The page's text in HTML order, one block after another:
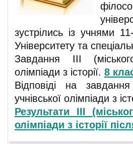
зустрілись із учнями
Університету та
Завдання ІІІ
олімпіади з історії. 8
Відповіді на
учнівської олімпіади з
Результати ІІІ
олімпіади з історії